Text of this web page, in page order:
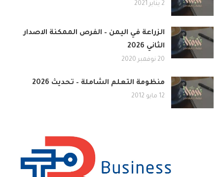
2 يناير 2021
الزراعة في اليمن – الفرص الممكنة الاصدار
الثاني 2026
20 نوفمبر 2020
منظومة التعلم الشاملة – تحديث 2026
12 مايو 2012